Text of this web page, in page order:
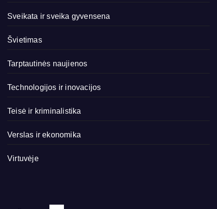
Sveikata ir sveika gyvensena
Švietimas
Tarptautinės naujienos
Technologijos ir inovacijos
Teisė ir kriminalistika
Verslas ir ekonomika
Virtuvėje